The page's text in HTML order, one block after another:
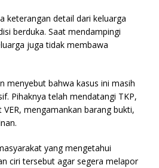
keterangan detail dari keluarga
berduka. Saat mendampingi
juga tidak membawa
menyebut bahwa kasus ini masih
Pihaknya telah mendatangi TKP,
mengamankan barang bukti,
yang mengetahui
ciri tersebut agar segera melapor